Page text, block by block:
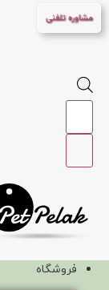
پرش
به
مشاوره تلفنی
Products
فروشگاه